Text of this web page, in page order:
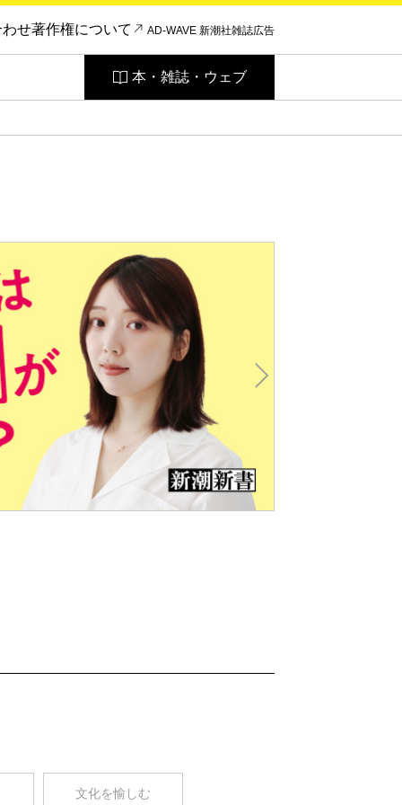
わせ著作権について AD-WAVE 新潮社雑誌広告
本・雑誌・ウェブ
文化を愉しむ